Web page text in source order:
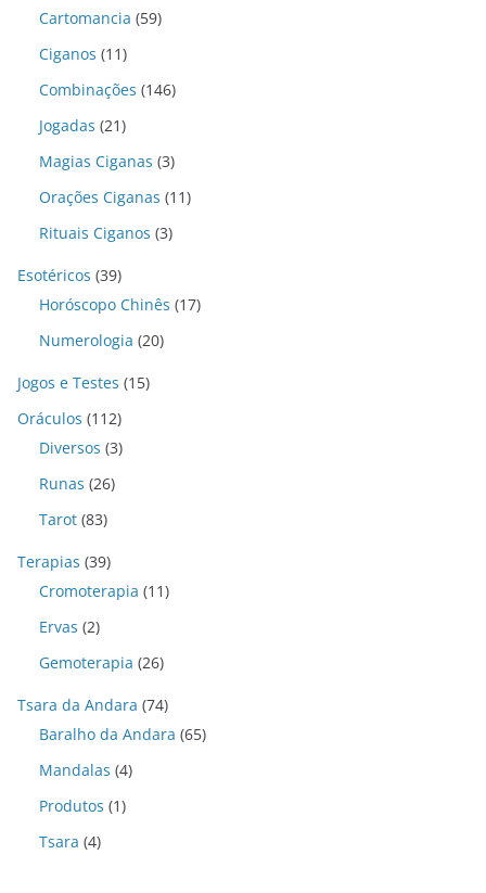
Cartomancia (59)
Ciganos (11)
Combinações (146)
Jogadas (21)
Magias Ciganas (3)
Orações Ciganas (11)
Rituais Ciganos (3)
Esotéricos (39)
Horóscopo Chinês (17)
Numerologia (20)
Jogos e Testes (15)
Oráculos (112)
Diversos (3)
Runas (26)
Tarot (83)
Terapias (39)
Cromoterapia (11)
Ervas (2)
Gemoterapia (26)
Tsara da Andara (74)
Baralho da Andara (65)
Mandalas (4)
Produtos (1)
Tsara (4)